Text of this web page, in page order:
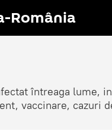
România
întreaga lume,
vaccinare, cazuri